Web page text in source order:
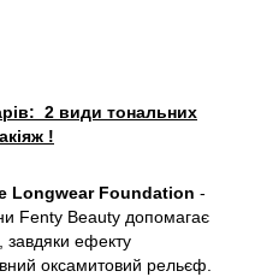
2 види тональних
!
Longwear Foundation -
Fenty Beauty допомагає
завдяки ефекту
оксамитовий рельєф.